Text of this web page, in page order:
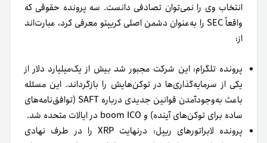
انتخاب وی را نمی‌توان تصادفی دانست. سه پرونده حقوقی که
واقعاً SEC را به‌عنوان دشمن اصلی کریپتو معرفی کرد، عبارت‌اند
از:
پرونده تلگرام: این شرکت مجبور شد بیش از یک‌میلیارد دلار از
یکی از سرمایه‌گذاری‌ها در توکن‌هایش را بازگرداند. این مسئله
باعث به‌وجود‌آمدن قوانین جدیدی درباره SAFT (توافق‌نامه‌های
ساده برای توکن‌های آینده) و boom ICO در ایالات متحده شد.
پرونده لابراتورهای ریپل: درنهایت XRP را در طرف نهادی